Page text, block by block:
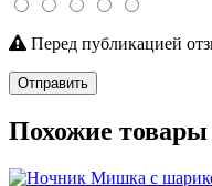
Перед публикацией
Отправить
Похожие товары